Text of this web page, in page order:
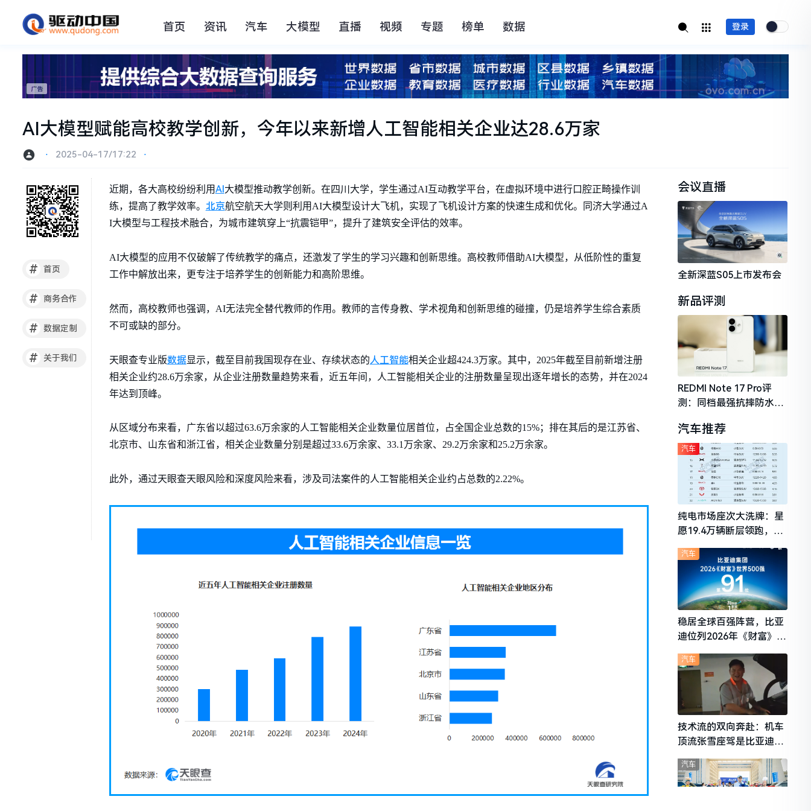
首页 资讯 汽车 大模型 直播 视频 专题 榜单 数据 登录
AI大模型赋能高校教学创新，今年以来新增人工智能相关企业达28.6万家
⋅ 2025-04-17/17:22 ⋅
# 首页
# 商务合作
# 数据定制
# 关于我们
近期，各大高校纷纷利用AI 大模型推动教学创新。在四川大学，学生通过AI互动教学平台，在虚拟环境中进行口腔正畸操作训
练，提高了教学效率。 北京航空航天大学则利用AI大模型设计大飞机，实现了飞机设计方案的快速生成和优化。同济大学通过A
I大模型与工程技术融合，为城市建筑穿上“抗震铠甲”，提升了建筑安全评估的效率。
AI大模型的应用不仅破解了传统教学的痛点，还激发了学生的学习兴趣和创新思维。高校教师借助AI大模型，从低阶性的重复
工作中解放出来，更专注于培养学生的创新能力和高阶思维。
然而，高校教师也强调，AI无法完全替代教师的作用。教师的言传身教、学术视角和创新思维的碰撞，仍是培养学生综合素质
不可或缺的部分。
天眼查专业版数据显示，截至目前我国现存在业、存续状态的人工智能相关企业超424.3万家。其中，2025年截至目前新增注册
相关企业约28.6万余家，从企业注册数量趋势来看，近五年间，人工智能相关企业的注册数量呈现出逐年增长的态势，并在2024
年达到顶峰。
从区域分布来看，广东省以超过63.6万余家的人工智能相关企业数量位居首位，占全国企业总数的15%；排在其后的是江苏省、
北京市、山东省和浙江省，相关企业数量分别是超过33.6万余家、33.1万余家、29.2万余家和25.2万余家。
此外，通过天眼查天眼风险和深度风险来看，涉及司法案件的人工智能相关企业约占总数的2.22%。
会议直播
全新深蓝S05上市发布会
新品评测
REDMI Note 17 Pro评
测：同档最强抗摔防水，
守门员
汽车推荐
纯电市场座次大洗牌：星
愿19.4万辆断层领跑，理
想i6成最强黑马
汽车
稳居全球百强阵营，比亚
迪位列2026年《财富》世
汽车
技术流的双向奔赴：机车
顶流张雪座驾是比亚迪秦
L
汽车
汽车